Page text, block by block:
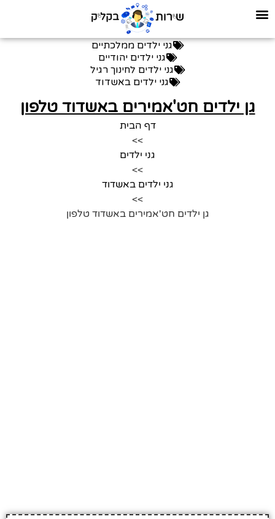
גני ילדים ממלכתיים
גני ילדים יהודיים
גני ילדים לחינוך רגיל
גני ילדים באשדוד
גן ילדים חט'אמירים באשדוד טלפון
דף הבית
>>
גני ילדים
>>
גני ילדים באשדוד
>>
גן ילדים חט'אמירים באשדוד טלפון